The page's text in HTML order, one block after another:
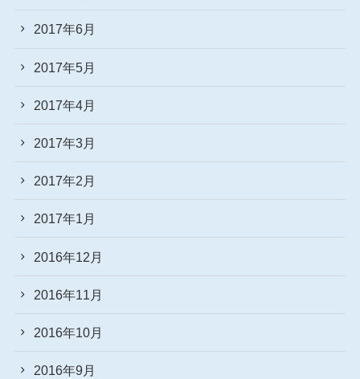
2017年6月
2017年5月
2017年4月
2017年3月
2017年2月
2017年1月
2016年12月
2016年11月
2016年10月
2016年9月